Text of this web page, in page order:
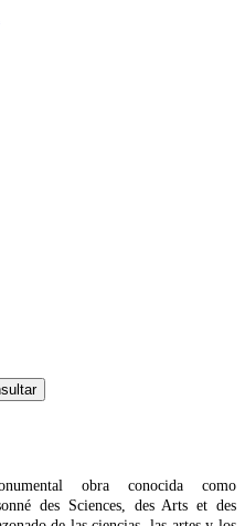
obra conocida como
des Sciences, des Arts et des